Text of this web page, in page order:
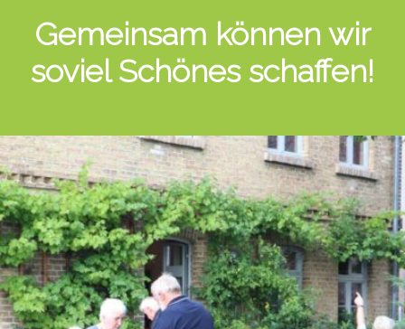
Gemeinsam können wir
soviel Schönes schaffen!